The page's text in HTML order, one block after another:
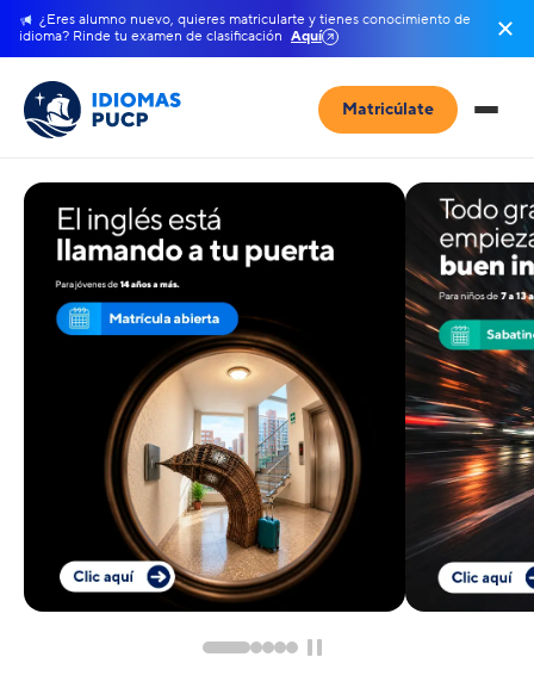
¿Eres alumno nuevo, quieres matricularte y tienes conocimiento de
idioma? Rinde tu examen de clasificación Aquí
Matricúlate
Centro de Idiomas PUCP —